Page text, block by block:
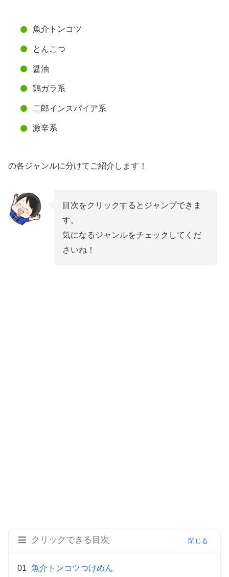
魚介トンコツ
とんこつ
醤油
鶏ガラ系
二郎インスパイア系
激辛系
の各ジャンルに分けてご紹介します！
目次をクリックするとジャンプできま
す。
気になるジャンルをチェックしてくだ
さいね！
クリックできる目次
魚介トンコツつけめん